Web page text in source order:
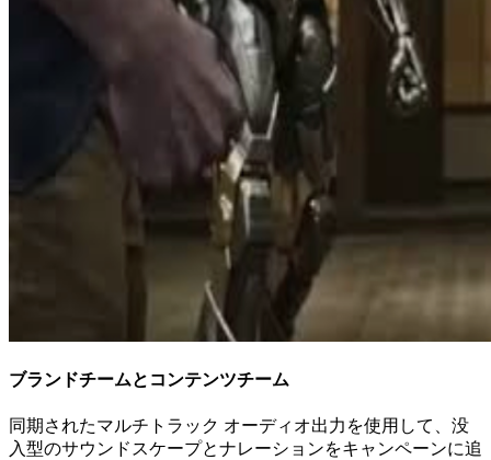
ブランドチームとコンテンツチーム
同期されたマルチトラック オーディオ出力を使用して、没
入型のサウンドスケープとナレーションをキャンペーンに追